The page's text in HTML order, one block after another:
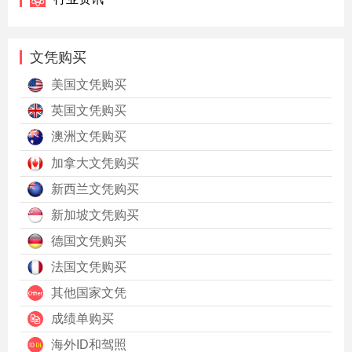
文凭购买
美国文凭购买
英国文凭购买
澳洲文凭购买
加拿大文凭购买
新西兰文凭购买
新加坡文凭购买
德国文凭购买
法国文凭购买
其他国家文凭
成绩单购买
海外ID和驾照